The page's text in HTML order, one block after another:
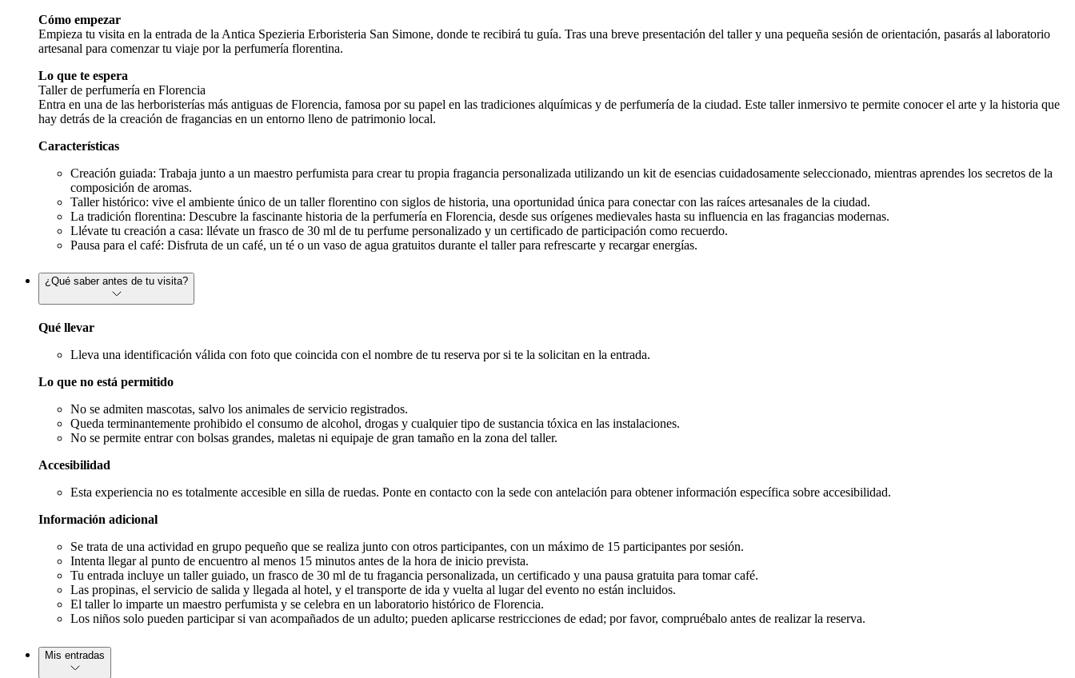
Cómo empezar
Empieza tu visita en la entrada de la Antica Spezieria Erboristeria San Simone, donde te recibirá tu guía. Tras una breve presentación del taller y una pequeña sesión de orientación, pasarás al laboratorio
artesanal para comenzar tu viaje por la perfumería florentina.
Lo que te espera
Taller de perfumería en Florencia
Entra en una de las herboristerías más antiguas de Florencia, famosa por su papel en las tradiciones alquímicas y de perfumería de la ciudad. Este taller inmersivo te permite conocer el arte y la historia que
hay detrás de la creación de fragancias en un entorno lleno de patrimonio local.
Características
Creación guiada: Trabaja junto a un maestro perfumista para crear tu propia fragancia personalizada utilizando un kit de esencias cuidadosamente seleccionado, mientras aprendes los secretos de la
composición de aromas.
Taller histórico: vive el ambiente único de un taller florentino con siglos de historia, una oportunidad única para conectar con las raíces artesanales de la ciudad.
La tradición florentina: Descubre la fascinante historia de la perfumería en Florencia, desde sus orígenes medievales hasta su influencia en las fragancias modernas.
Llévate tu creación a casa: llévate un frasco de 30 ml de tu perfume personalizado y un certificado de participación como recuerdo.
Pausa para el café: Disfruta de un café, un té o un vaso de agua gratuitos durante el taller para refrescarte y recargar energías.
¿Qué saber antes de tu visita?
Qué llevar
Lleva una identificación válida con foto que coincida con el nombre de tu reserva por si te la solicitan en la entrada.
Lo que no está permitido
No se admiten mascotas, salvo los animales de servicio registrados.
Queda terminantemente prohibido el consumo de alcohol, drogas y cualquier tipo de sustancia tóxica en las instalaciones.
No se permite entrar con bolsas grandes, maletas ni equipaje de gran tamaño en la zona del taller.
Accesibilidad
Esta experiencia no es totalmente accesible en silla de ruedas. Ponte en contacto con la sede con antelación para obtener información específica sobre accesibilidad.
Información adicional
Se trata de una actividad en grupo pequeño que se realiza junto con otros participantes, con un máximo de 15 participantes por sesión.
Intenta llegar al punto de encuentro al menos 15 minutos antes de la hora de inicio prevista.
Tu entrada incluye un taller guiado, un frasco de 30 ml de tu fragancia personalizada, un certificado y una pausa gratuita para tomar café.
Las propinas, el servicio de salida y llegada al hotel, y el transporte de ida y vuelta al lugar del evento no están incluidos.
El taller lo imparte un maestro perfumista y se celebra en un laboratorio histórico de Florencia.
Los niños solo pueden participar si van acompañados de un adulto; pueden aplicarse restricciones de edad; por favor, compruébalo antes de realizar la reserva.
Mis entradas